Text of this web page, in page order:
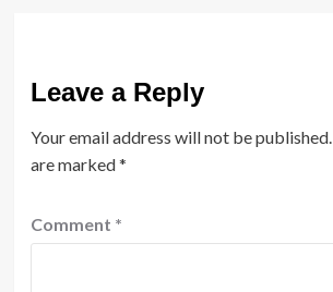
Leave a Reply
Your email address will not be published.
are marked*
Comment *